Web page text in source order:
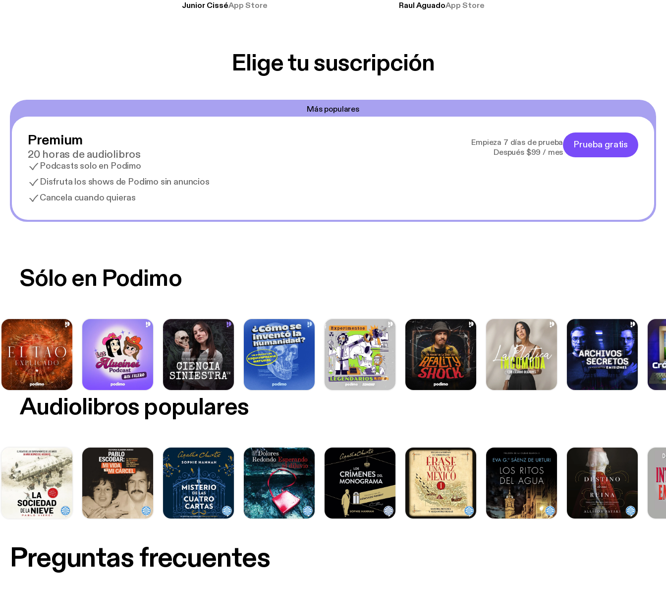
trabajo ya que estoy muchas horas
Junior CisséApp Store Raul AguadoApp Store
Elige tu suscripción
Más populares
Premium
20 horas de audiolibros
Podcasts solo en Podimo
Disfruta los shows de Podimo sin anuncios
Cancela cuando quieras
Empieza 7 días de prueba
Después $99 / mes
Prueba gratis
Sólo en Podimo
Audiolibros populares
Preguntas frecuentes